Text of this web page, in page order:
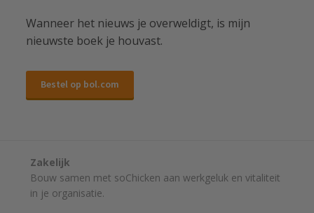
Wanneer het nieuws je overweldigt, is mijn
nieuwste boek je houvast.
Bestel op bol.com
Zakelijk
Bouw samen met soChicken aan werkgeluk en vitaliteit
in je organisatie.